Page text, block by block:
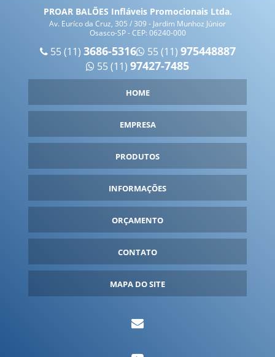
FÁBRICA DE INFLÁVEIS PERSONALIZADOS
FÁBRICA DE INFLÁVEIS PROMOCIONAIS
FÁBRICA DE PRODUTOS INFLÁVEIS
FÁBRICA DE ROUPA INFLÁVEIS
FABRICANTE DE BALÕES INFLÁVEIS
FABRICANTE DE INFLÁVEIS
FABRICANTE DE ROUPA INFLÁVEL
FANTASIA INFLÁVEL PREÇO
FORNECEDOR DE INFLÁVEIS
PROAR BALÕES Infláveis Promocionais Ltda.
Av. Euríco da Cruz, 305 / 309 - Jardim Munhoz Júnior
Osasco-SP - CEP: 06240-000
55 (11) 3686-5316 55 (11) 975448887
55 (11) 97427-7485
HOME
EMPRESA
PRODUTOS
INFORMAÇÕES
ORÇAMENTO
CONTATO
MAPA DO SITE